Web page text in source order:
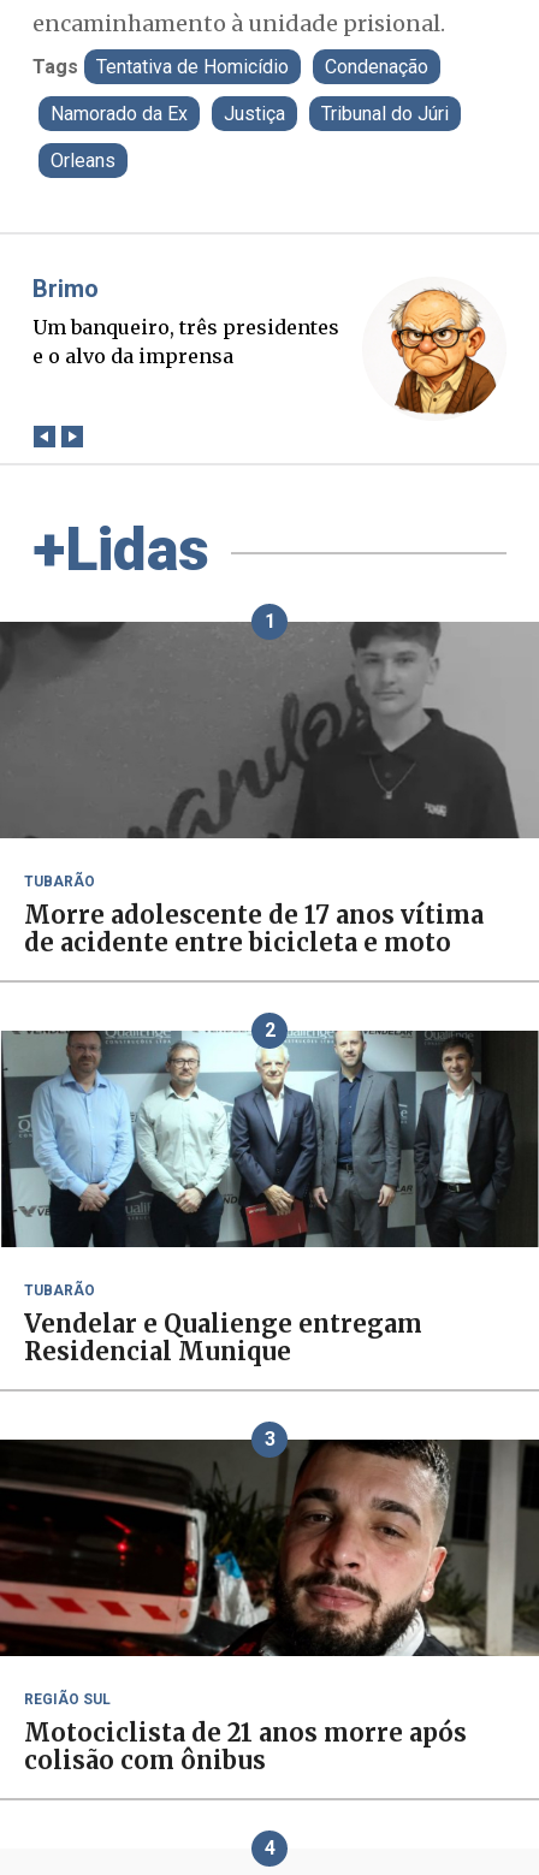
encaminhamento à unidade prisional.
Tags Tentativa de Homicídio Condenação
Namorado da Ex Justiça Tribunal do Júri
Orleans
Misael Elias
O Boato corre mais rápido que a
verdade. Mas quem paga a
+Lidas
1
TUBARÃO
Morre adolescente de 17 anos vítima
de acidente entre bicicleta e moto
2
TUBARÃO
Vendelar e Qualienge entregam
Residencial Munique
3
REGIÃO SUL
Motociclista de 21 anos morre após
colisão com ônibus
4